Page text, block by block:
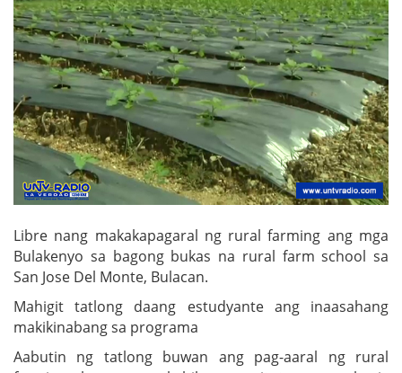
Libre nang makakapagaral ng rural farming ang mga
Bulakenyo sa bagong bukas na rural farm school sa
San Jose Del Monte, Bulacan.
Mahigit tatlong daang estudyante ang inaasahang
makikinabang sa programa
Aabutin ng tatlong buwan ang pag-aaral ng rural